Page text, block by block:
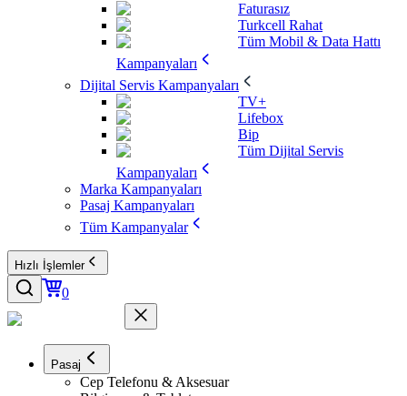
Faturasız
Turkcell Rahat
Tüm Mobil & Data Hattı
Kampanyaları
Dijital Servis Kampanyaları
TV+
Lifebox
Bip
Tüm Dijital Servis
Kampanyaları
Marka Kampanyaları
Pasaj Kampanyaları
Tüm Kampanyalar
Hızlı İşlemler
0
Pasaj
Cep Telefonu & Aksesuar